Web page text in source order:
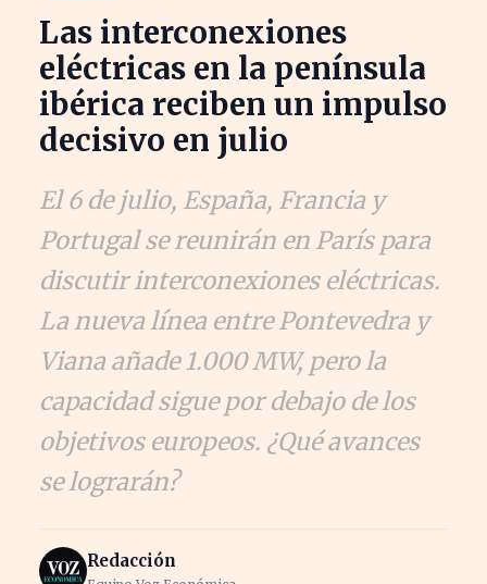
Las interconexiones
eléctricas en la península
ibérica reciben un impulso
decisivo en julio
El 6 de julio, España, Francia y
Portugal se reunirán en París para
discutir interconexiones eléctricas.
La nueva línea entre Pontevedra y
Viana añade 1.000 MW, pero la
capacidad sigue por debajo de los
objetivos europeos. ¿Qué avances
se lograrán?
Redacción